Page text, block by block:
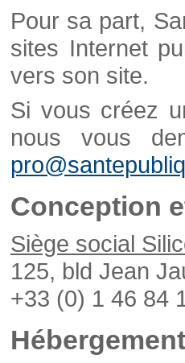
Pour sa part,
sites Internet
vers son site.
Si vous créez
nous vous
Conception
Siège social
125, bld Jean
+33 (0) 1 46 84